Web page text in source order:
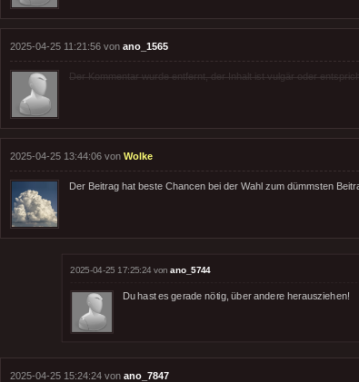
2025-04-25 11:21:56 von ano_1565
Der Kommentar wurde entfernt, der Inhalt ist vulgär oder
2025-04-25 13:44:06 von Wolke
Der Beitrag hat beste Chancen bei der Wahl zum dümmsten
2025-04-25 17:25:24 vonano_5744
Du hast es gerade nötig, über andere herausziehen!
2025-04-25 15:24:24 von ano_7847